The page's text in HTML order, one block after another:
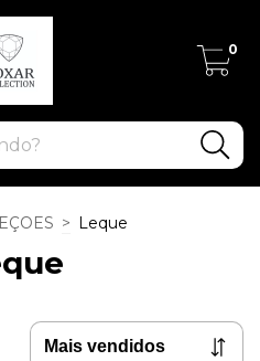
0
> Leque